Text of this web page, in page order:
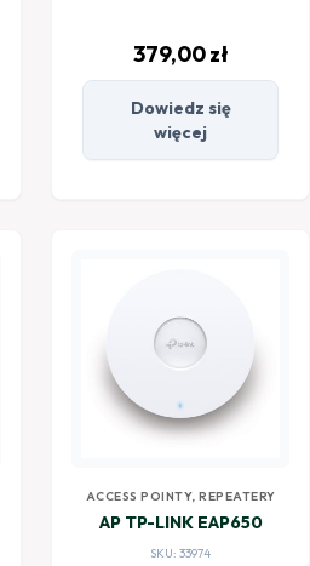
379,00zł
Dowiedz się
więcej
ACCESS POINTY, REPEATERY
AP TP-LINK EAP650
SKU: 33974